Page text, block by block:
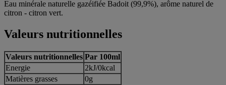
Eau minérale naturelle gazéifiée Badoit (99,9%), arôme naturel de
citron - citron vert.
Valeurs nutritionnelles
Valeurs nutritionnelles Par 100ml
Energie
2kJ/0kcal
Matières grasses
0g